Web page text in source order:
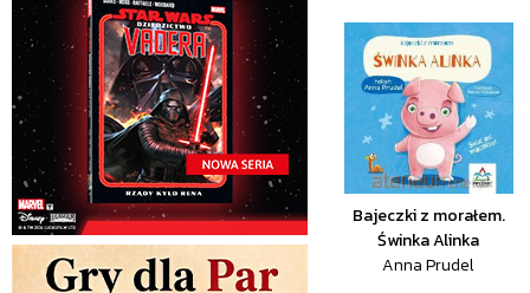
Bajeczki z morałem.
Świnka Alinka
Anna Prudel